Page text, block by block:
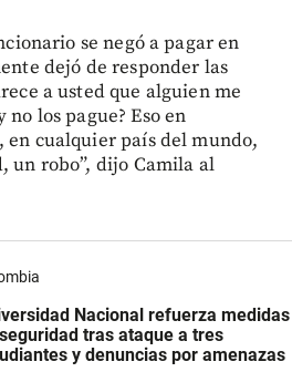
se negó a pagar en
dejó de responder las
a usted que alguien me
los pague? Eso en
en cualquier país del mundo,
un robo”, dijo Camila al
Nacional refuerza medidas
tras ataque a tres
y denuncias por amenazas